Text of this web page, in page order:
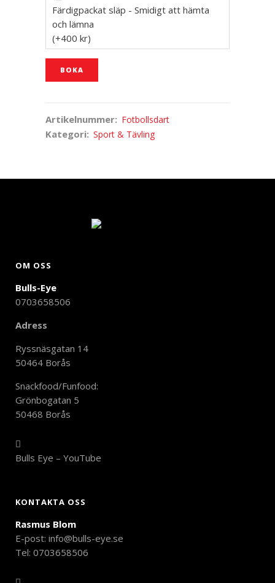
Färdigpackat släp - Smidigt att hämta
och lämna
(+400 kr)
BOKA
Artikelnummer: Fotbollsdart
Kategori: Sport & Tävling
OM OSS
Bulls-Eye
0703658506
Adress
Ryssnäsgatan 14
50464 Borås
Snackfood/Funfood:
Grönbogatan 5
50468 Borås
Bulls Eye – YouTube
KONTAKTA OSS
Rasmus Blom
E-post: info@bulls-eye.se
Tel: 0703658506